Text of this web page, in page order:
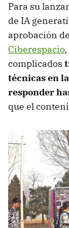
Para su
de IA
aprobación
Ciberespacio,
complicados
técnicas en
responder
que el